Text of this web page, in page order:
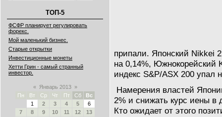
ТОП-5
ФСФР планирует регулировать
форекс.
Мой маленький бизнес.
Старые открытки
Инвестиционные монеты
Хетти Грин - самый странный
инвестор.
« Январь 2013 »
Пн
Вт Ср Чт Пт Сб
Вс
1
2 3 4 5
6
7
8 9 10 11 12
13
припали. Японский Nikkei
на 0,14%, Южнокорейский
индекс S&P/ASX 200 упал
Намерения властей
2% и снижать курс иены
Кто ожидает от этого